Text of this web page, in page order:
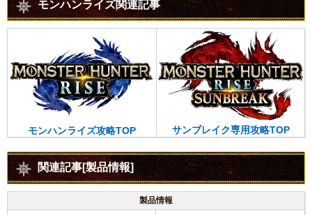
モンハンライズ関連記事
モンハンライズ攻略TOP サンブレイク専用攻略TOP
関連記事[製品情報]
製品情報